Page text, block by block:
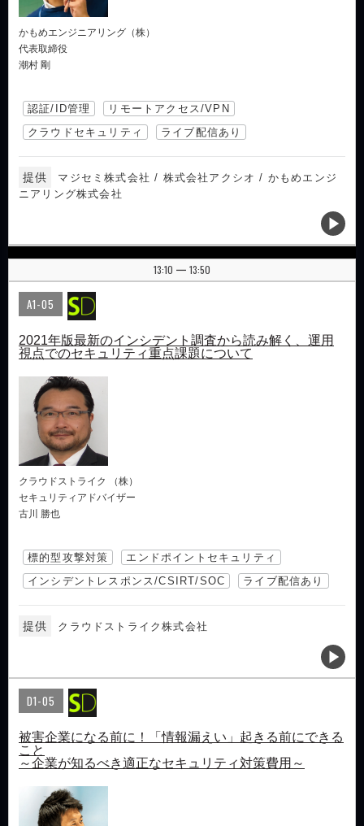
かもめエンジニアリング（株）
代表取締役
潮村 剛
認証/ID管理
リモートアクセス/VPN
クラウドセキュリティ
ライブ配信あり
提供
マジセミ株式会社 / 株式会社アクシオ / かもめエンジ
ニアリング株式会社
13:10 | 13:50
A1-05
2021年版最新のインシデント調査から読み解く、運用
視点でのセキュリティ重点課題について
クラウドストライク （株）
セキュリティアドバイザー
古川 勝也
標的型攻撃対策
エンドポイントセキュリティ
インシデントレスポンス/CSIRT/SOC
ライブ配信あり
提供 クラウドストライク株式会社
D1-05
被害企業になる前に！「情報漏えい」起きる前にできる
こと
～企業が知るべき適正なセキュリティ対策費用～